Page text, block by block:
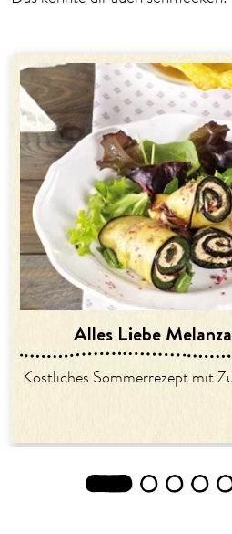
Alles Liebe
Köstliches Sommerrezept mit
2 3 4 5